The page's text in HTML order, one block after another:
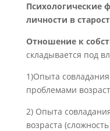
Психологические
личности в
Отношение к
складывается под
1)Опыта
проблемами
2) Опыта
возраста